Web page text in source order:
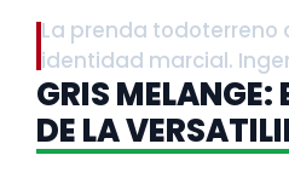
La prenda todoterreno
identidad marcial.
GRIS MELANGE:
DE LA